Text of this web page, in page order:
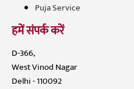
Puja Service
हमें संपर्क करें
D-366,
West Vinod Nagar
Delhi - 110092